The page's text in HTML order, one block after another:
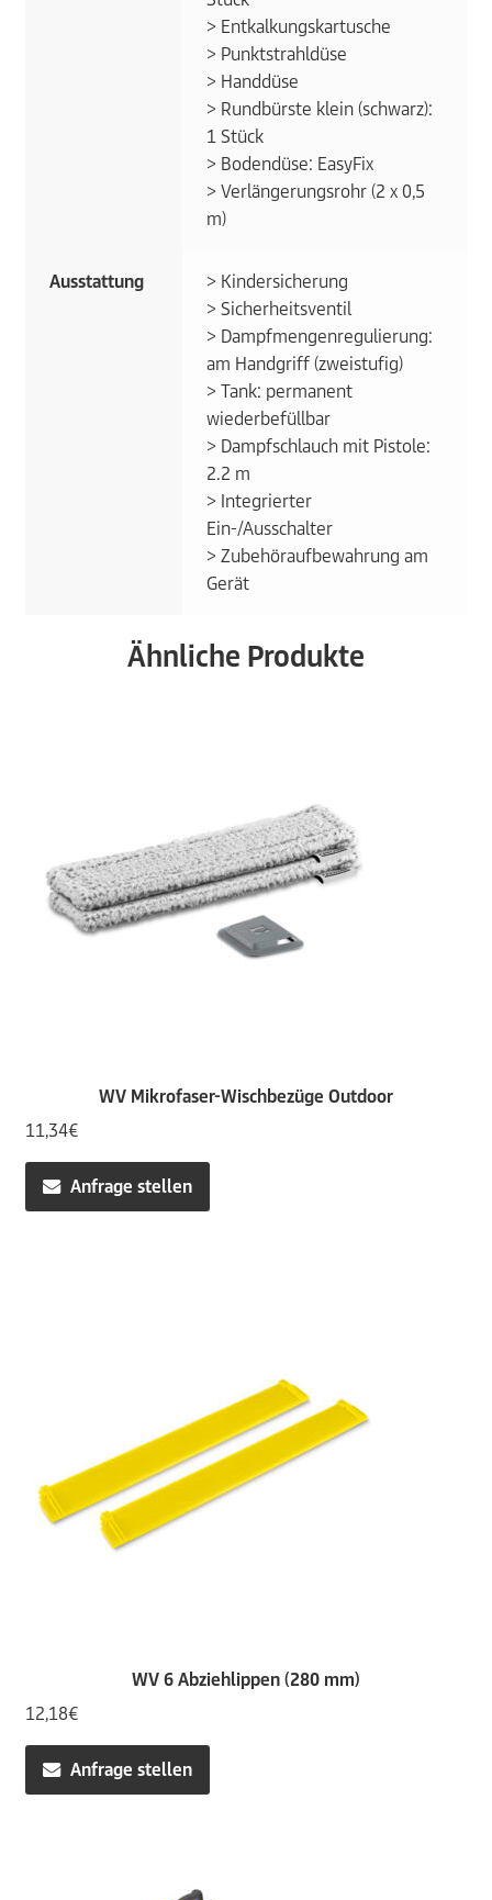
> Entkalkungskartusche
> Punktstrahldüse
> Handdüse
> Rundbürste klein (schwarz):
1 Stück
> Bodendüse: EasyFix
> Verlängerungsrohr (2 x 0,5
m)
Ausstattung
> Kindersicherung
> Sicherheitsventil
> Dampfmengenregulierung:
am Handgriff (zweistufig)
> Tank: permanent
wiederbefüllbar
> Dampfschlauch mit Pistole:
2.2 m
> Integrierter
Ein-/Ausschalter
> Zubehöraufbewahrung am
Gerät
Ähnliche Produkte
WV Mikrofaser-Wischbezüge Outdoor
11,34€
Anfrage stellen
WV 6 Abziehlippen (280 mm)
12,18€
Anfrage stellen